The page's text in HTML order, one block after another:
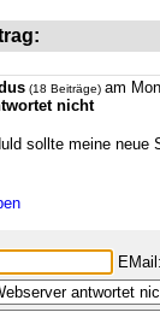
(18 Beiträge) am
nicht
sollte meine neue
EMail: